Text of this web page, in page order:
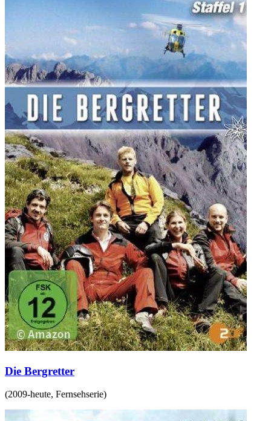
Die Bergretter
(2009-heute, Fernsehserie)